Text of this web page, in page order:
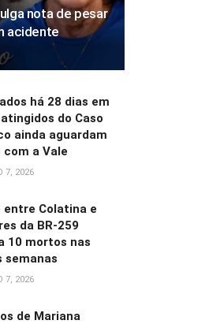
nota de pesar
acidente
há 28 dias em
do Caso
ainda aguardam
com a Vale
7, 2026
entre Colatina e
da BR-259
10 mortos nas
semanas
7, 2026
de Mariana